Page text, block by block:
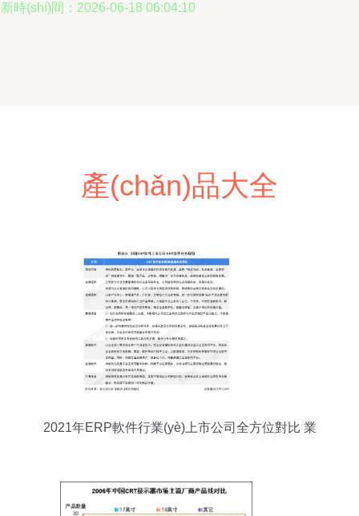
時(shí)間：2026-06-18 06:04:10
產(chǎn)品大全
2021年ERP軟件行業(yè)上市公司全方位對比 業